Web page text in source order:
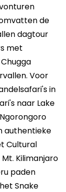
de
dagtour
met
Voor
in
naar Lake
authentieke
Cultural
Kilimanjaro
paden
Snake